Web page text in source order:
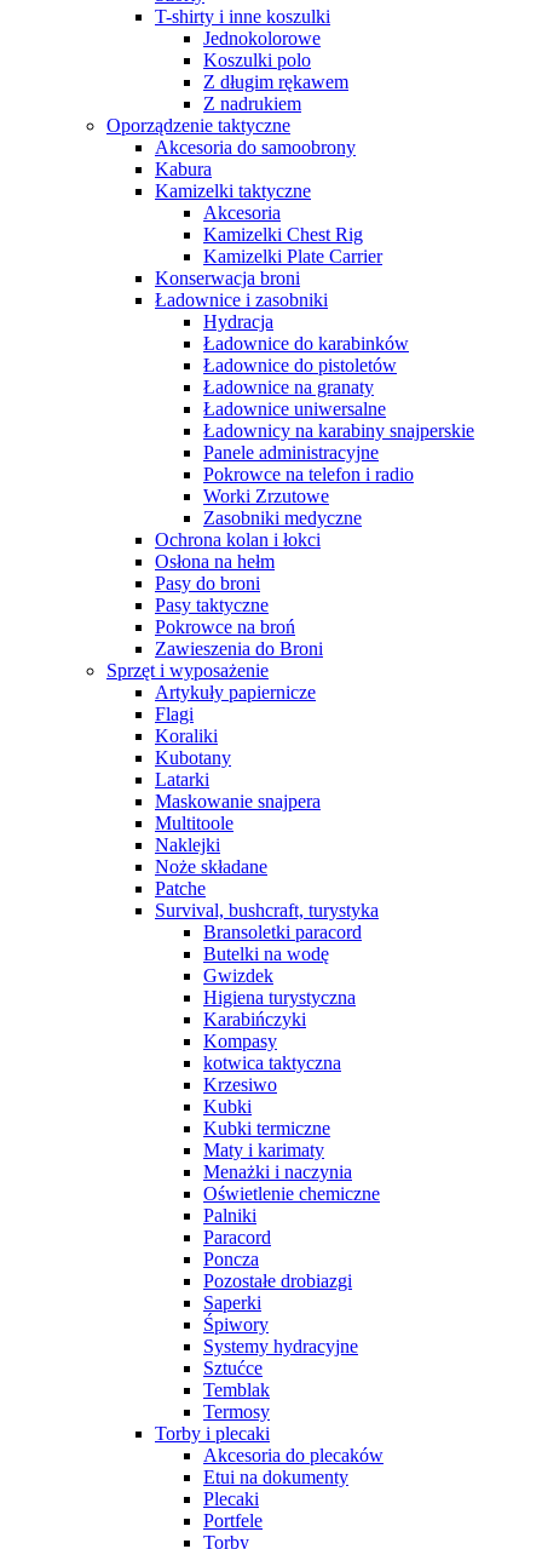
T-shirty i inne koszulki
Jednokolorowe
Koszulki polo
Z długim rękawem
Z nadrukiem
Oporządzenie taktyczne
Akcesoria do samoobrony
Kabura
Kamizelki taktyczne
Akcesoria
Kamizelki Chest Rig
Kamizelki Plate Carrier
Konserwacja broni
Ładownice i zasobniki
Hydracja
Ładownice do karabinków
Ładownice do pistoletów
Ładownice na granaty
Ładownice uniwersalne
Ładownicy na karabiny snajperskie
Panele administracyjne
Pokrowce na telefon i radio
Worki Zrzutowe
Zasobniki medyczne
Ochrona kolan i łokci
Osłona na hełm
Pasy do broni
Pasy taktyczne
Pokrowce na broń
Zawieszenia do Broni
Sprzęt i wyposażenie
Artykuły papiernicze
Flagi
Koraliki
Kubotany
Latarki
Maskowanie snajpera
Multitoole
Naklejki
Noże składane
Patche
Survival, bushcraft, turystyka
Bransoletki paracord
Butelki na wodę
Gwizdek
Higiena turystyczna
Karabińczyki
Kompasy
kotwica taktyczna
Krzesiwo
Kubki
Kubki termiczne
Maty i karimaty
Menażki i naczynia
Oświetlenie chemiczne
Palniki
Paracord
Poncza
Pozostałe drobiazgi
Saperki
Śpiwory
Systemy hydracyjne
Sztućce
Temblak
Termosy
Torby i plecaki
Akcesoria do plecaków
Etui na dokumenty
Plecaki
Portfele
Torby